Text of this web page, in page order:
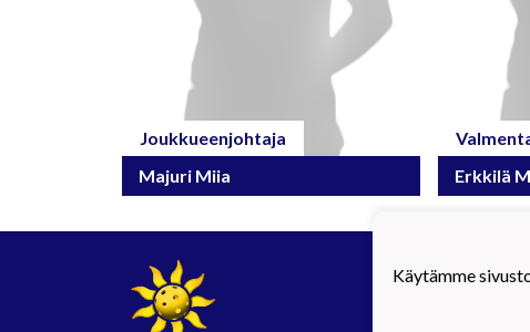
Joukkueenjohtaja
Majuri Miia
Erkkilä
Käytämme